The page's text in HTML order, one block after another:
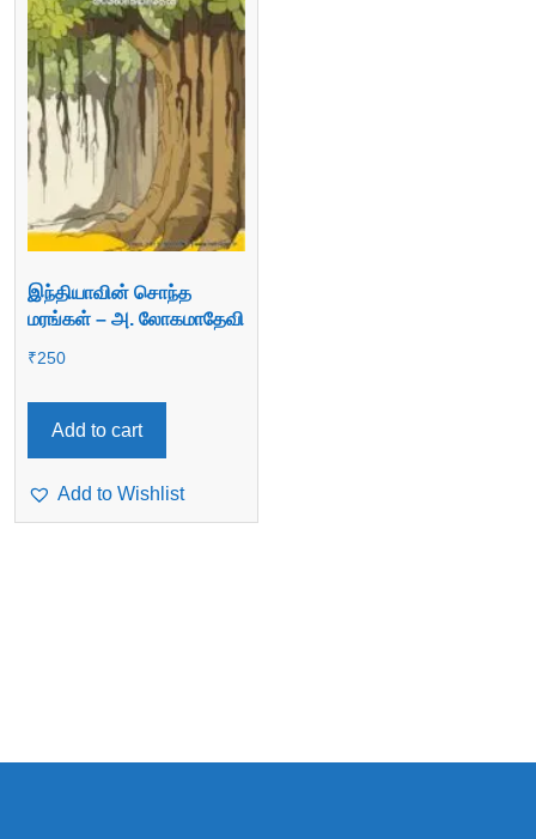
இந்தியாவின் சொந்த
மரங்கள் – அ. லோகமாதேவி
₹250
Add to cart
Add to Wishlist